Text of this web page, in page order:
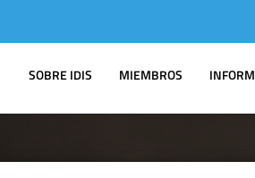
SOBRE IDIS MIEMBROS